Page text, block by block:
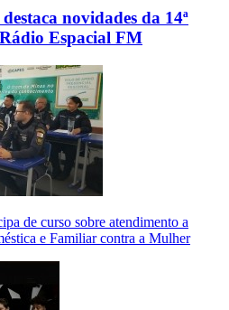
novidades da 14ª
Espacial FM
de curso sobre atendimento a
e Familiar contra a Mulher